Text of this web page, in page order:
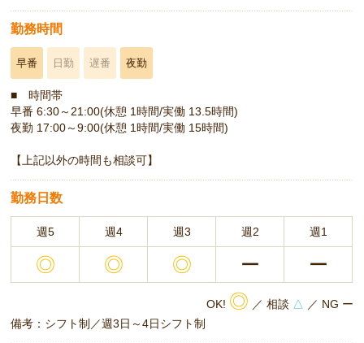
勤務時間
早番 日勤 遅番 夜勤
■ 時間帯
早番 6:30～21:00(休憩 1時間/実働 13.5時間)
夜勤 17:00～9:00(休憩 1時間/実働 15時間)
【上記以外の時間も相談可】
勤務日数
週5 週4 週3 週2 週1
◎ ◎ ◎ ー ー
OK! ◎ ／ 相談 △ ／ NG ー
備考：シフト制／週3日～4日シフト制